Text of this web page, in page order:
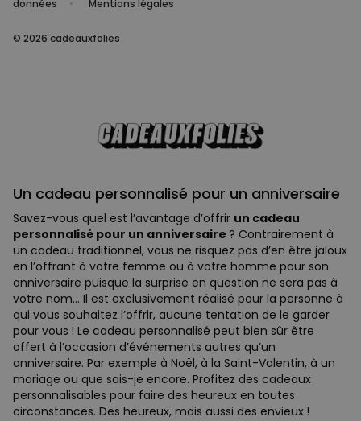
données Mentions légales
© 2026 cadeauxfolies
Un cadeau personnalisé pour un anniversaire
Savez-vous quel est l’avantage d’offrir un cadeau
personnalisé pour un anniversaire ? Contrairement à
un cadeau traditionnel, vous ne risquez pas d’en être jaloux
en l’offrant à votre femme ou à votre homme pour son
anniversaire puisque la surprise en question ne sera pas à
votre nom… Il est exclusivement réalisé pour la personne à
qui vous souhaitez l’offrir, aucune tentation de le garder
pour vous ! Le cadeau personnalisé peut bien sûr être
offert à l’occasion d’événements autres qu’un
anniversaire. Par exemple à Noël, à la Saint-Valentin, à un
mariage ou que sais-je encore. Profitez des cadeaux
personnalisables pour faire des heureux en toutes
circonstances. Des heureux, mais aussi des envieux !